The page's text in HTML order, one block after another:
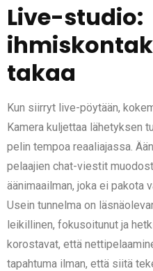
Live-studio:
takaa
Kun siirryt live-pöytään,
Kamera kuljettaa lähetyksen
pelin tempoa reaaliajassa.
pelaajien chat-viestit
äänimaailman, joka ei pakota
Usein tunnelma on
leikillinen, fokusoitunut ja
korostavat, että
tapahtuma ilman, että siitä